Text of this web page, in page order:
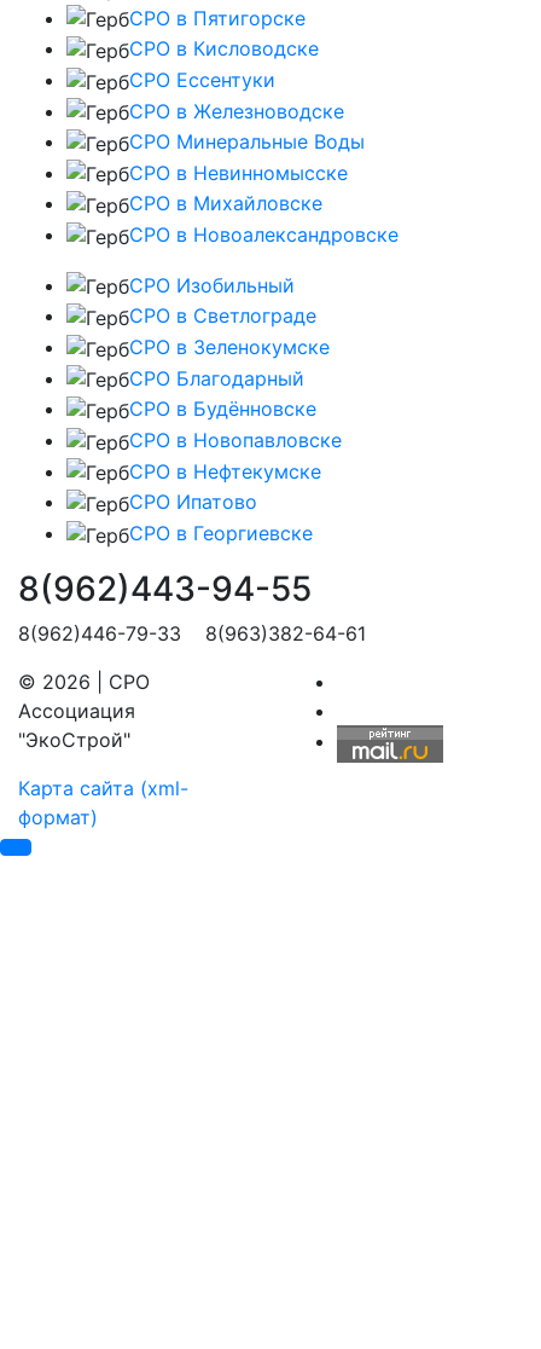
СРО в Пятигорске
СРО в Кисловодске
СРО Ессентуки
СРО в Железноводске
СРО Минеральные Воды
СРО в Невинномысске
СРО в Михайловске
СРО в Новоалександровске
СРО Изобильный
СРО в Светлограде
СРО в Зеленокумске
СРО Благодарный
СРО в Будённовске
СРО в Новопавловске
СРО в Нефтекумске
СРО Ипатово
СРО в Георгиевске
8(962)443-94-55
8(962)446-79-33 8(963)382-64-61
© 2026 | СРО
Ассоциация
"ЭкоСтрой"
Карта сайта (xml-
формат)